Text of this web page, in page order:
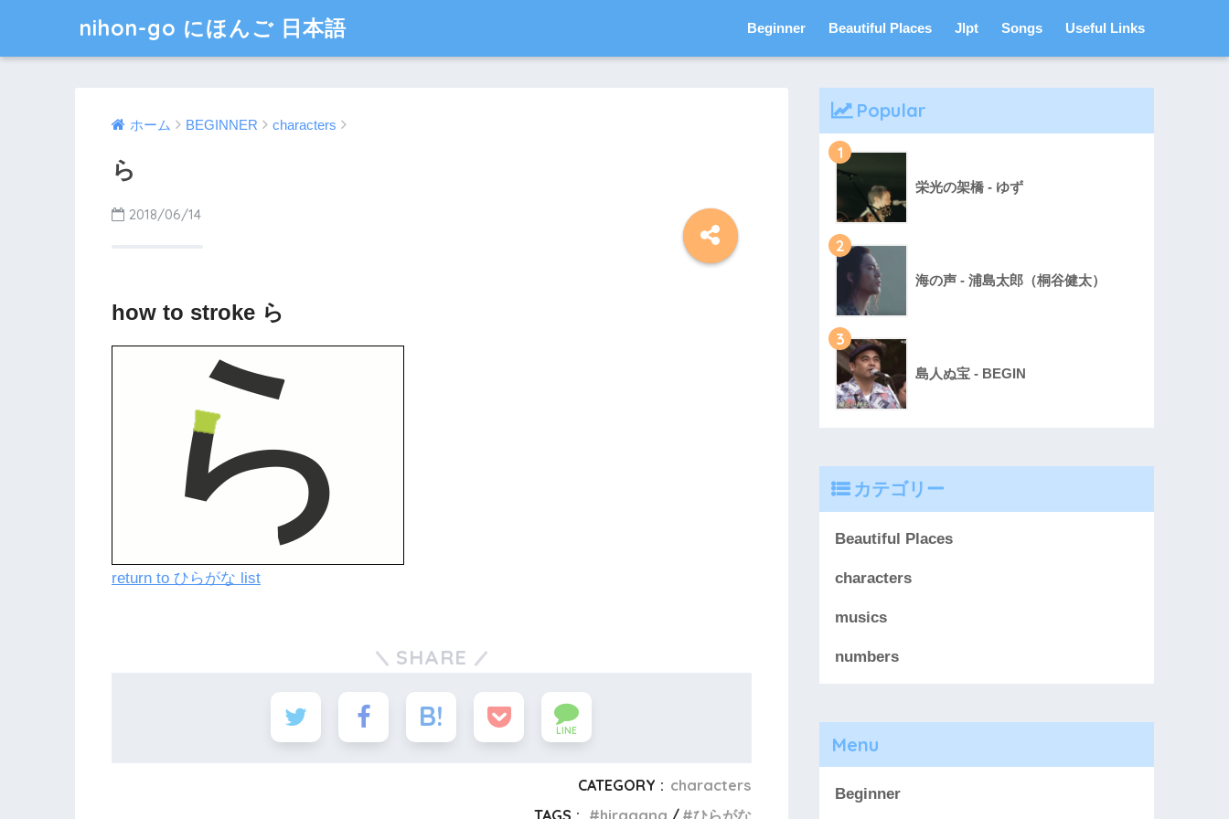
nihon-go にほんご 日本語 Beginner Beautiful Places Jlpt Songs Useful Links
ホーム BEGINNER characters
ら
2018/06/14
how to stroke ら
return to ひらがな list
SHARE
LINE
CATEGORY : characters
TAGS :
hiragana ひらがな
Popular
1
栄光の架橋 - ゆず
2
海の声 - 浦島太郎（桐谷健太）
3
島人ぬ宝 - BEGIN
カテゴリー
Beautiful Places
characters
musics
numbers
Menu
Beginner